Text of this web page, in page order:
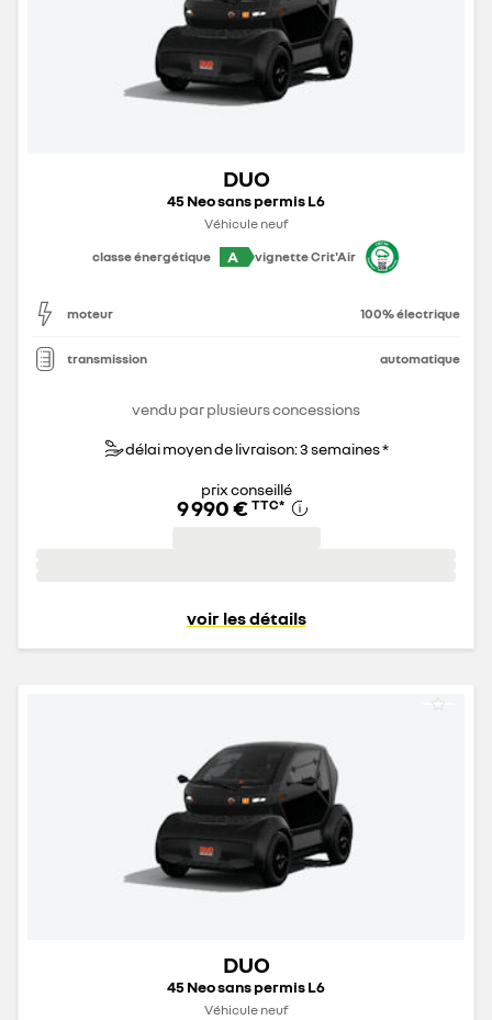
DUO
45 Neo sans permis L6
Véhicule neuf
classe énergétique
A vignette Crit'Air
moteur 100% électrique
transmission automatique
vendu par plusieurs concessions
délai moyen de livraison: 3 semaines *
prix conseillé
9 990 € TTC*
voir les détails
DUO
45 Neo sans permis L6
Véhicule neuf